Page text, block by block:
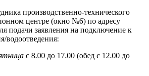
производственно-технического
центре (окно №6) по адресу
подачи заявления на подключение к
водоотведения:
с 8.00 до 17.00 (обед с 12.00 до